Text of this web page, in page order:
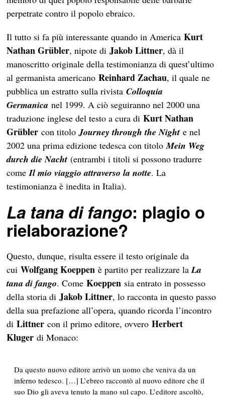
perpetrate contro il popolo ebraico.
Il tutto si fa più interessante quando in AmericaKurt
Nathan Grübler, nipote diJakob Littner, dà il
manoscritto originale della testimonianza di quest’ultimo
al germanista americanoReinhard Zachau, il quale ne
pubblica un estratto sulla rivistaColloquia
Germanica nel 1999. A ciò seguiranno nel 2000 una
traduzione inglese del testo a cura diKurt Nathan
Grübler con titoloJourney through the Night e nel
2002 una prima edizione tedesca con titoloMein Weg
durch die Nacht(entrambi i titoli si possono tradurre
comeIl mio viaggio attraverso la notte. La
testimonianza è inedita in Italia).
La tana di fango: plagio o
rielaborazione?
Questo, dunque, risulta essere il testo originale da
cuiWolfgang Koeppen è partito per realizzare laLa
tana di fango. ComeKoeppen sia entrato in possesso
della storia diJakob Littner, lo racconta in questo passo
della sua prefazione all’opera, quando ricorda l’incontro
diLittner con il primo editore, ovveroHerbert
Kluger di Monaco:
Da questo nuovo editore arrivò un uomo che veniva da un
inferno tedesco. […] L’ebreo raccontò al nuovo editore che il
suo Dio gli aveva tenuto la mano sul capo. L’editore ascoltò,